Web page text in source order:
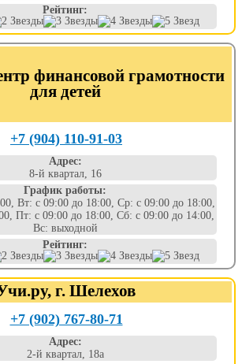
Рейтинг:
финансовой грамотности
для детей
+7 (904) 110-91-03
Адрес:
8-й квартал, 16
График работы:
Вт: с 09:00 до 18:00, Ср: с 09:00 до 18:00,
Пт: с 09:00 до 18:00, Сб: с 09:00 до 14:00,
Вс: выходной
Рейтинг:
г. Шелехов
+7 (902) 767-80-71
Адрес:
2-й квартал, 18а